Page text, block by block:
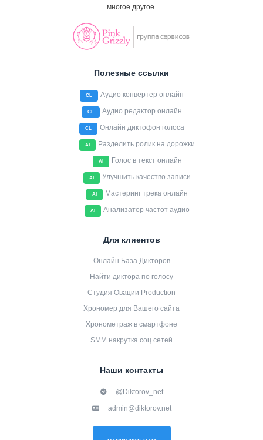
многое другое.
Полезные ссылки
CL Аудио конвертер онлайн
CL Аудио редактор онлайн
CL Онлайн диктофон голоса
AI Разделить ролик на дорожки
AI Голос в текст онлайн
AI Улучшить качество записи
AI Мастеринг трека онлайн
AI Анализатор частот аудио
Для клиентов
Онлайн База Дикторов
Найти диктора по голосу
Студия Овации Production
Хрономер для Вашего сайта
Хронометраж в смартфоне
SMM накрутка соц сетей
Наши контакты
@Diktorov_net
admin@diktorov.net